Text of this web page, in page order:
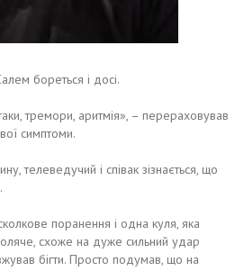
бореться і досі.
тремори, аритмія», – перераховував
симптоми.
телеведучий і співак зізнається, що
поранення і одна куля, яка
схоже на дуже сильний удар
бігти. Просто подумав, що на